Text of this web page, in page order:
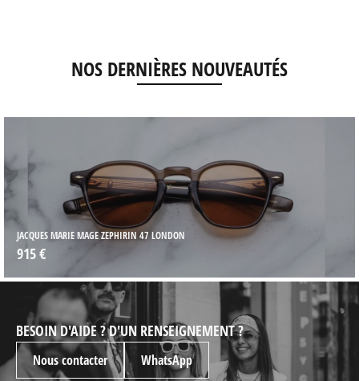
NOS DERNIÈRES NOUVEAUTÉS
JACQUES MARIE MAGE ZEPHIRIN 47 LONDON
915 €
BESOIN D'AIDE ? D'UN RENSEIGNEMENT ?
Nous contacter WhatsApp